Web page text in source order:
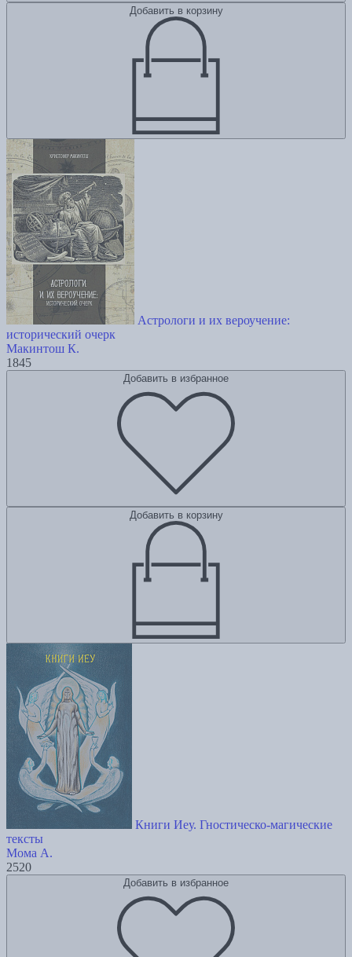
Добавить в корзину
Астрологи и их вероучение:
исторический очерк
Макинтош К.
1845
Добавить в избранное
Добавить в корзину
Книги Иеу. Гностическо-магические
тексты
Мома А.
2520
Добавить в избранное